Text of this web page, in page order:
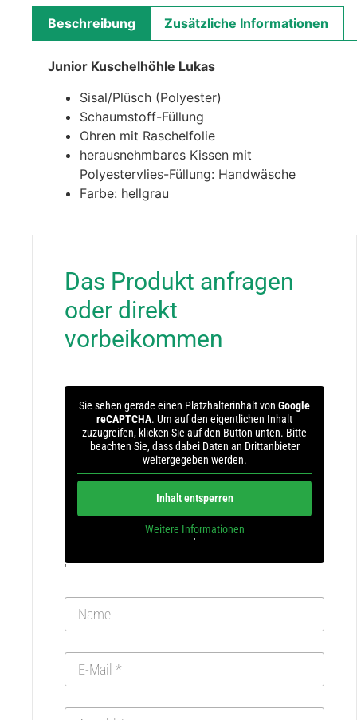
Beschreibung Zusätzliche Informationen
Junior Kuschelhöhle Lukas
Sisal/Plüsch (Polyester)
Schaumstoff-Füllung
Ohren mit Raschelfolie
herausnehmbares Kissen mit
Polyestervlies-Füllung: Handwäsche
Farbe: hellgrau
Das Produkt anfragen
oder direkt
vorbeikommen
Sie sehen gerade einen Platzhalterinhalt von Google
reCAPTCHA. Um auf den eigentlichen Inhalt
zuzugreifen, klicken Sie auf den Button unten. Bitte
beachten Sie, dass dabei Daten an Drittanbieter
weitergegeben werden.
Inhalt entsperren
Weitere Informationen
'
'